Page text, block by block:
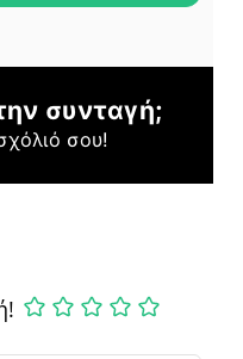
συνταγή;
σου!